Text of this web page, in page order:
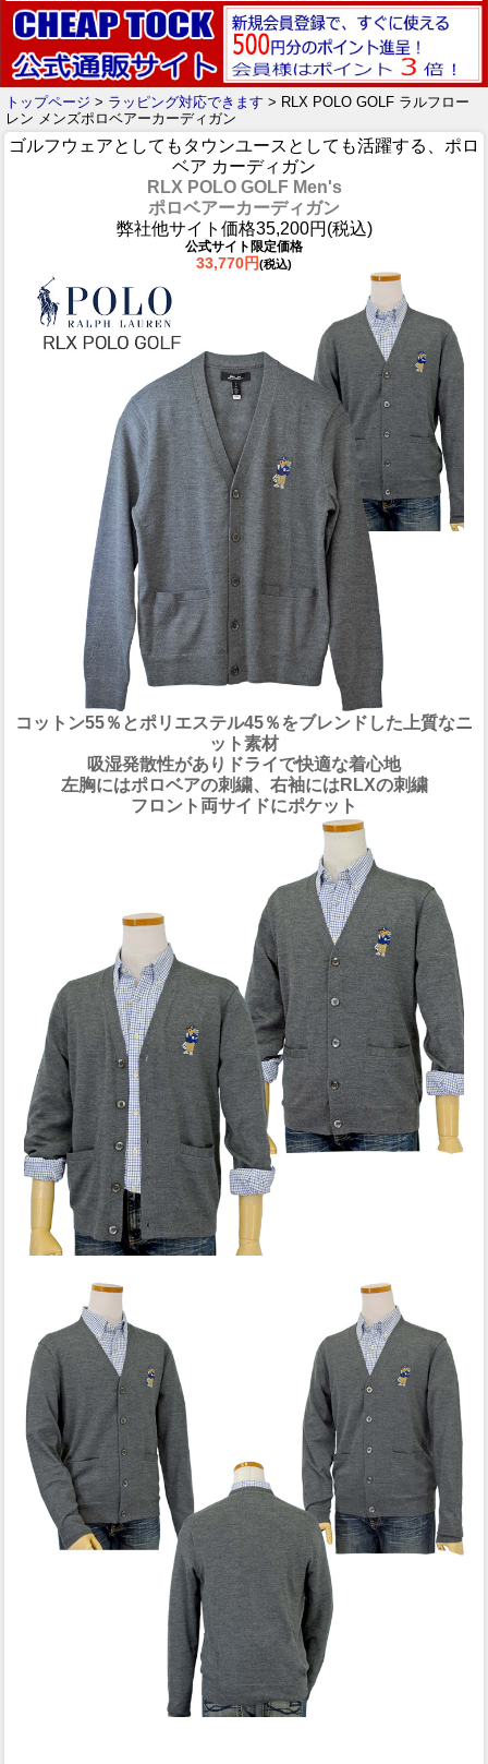
トップページ > ラッピング対応できます > RLX POLO GOLF ラルフロー
レン メンズポロベアーカーディガン
ゴルフウェアとしてもタウンユースとしても活躍する、ポロ
ベア カーディガン
RLX POLO GOLF Men's
ポロベアーカーディガン
弊社他サイト価格35,200円(税込)
公式サイト限定価格
33,770円(税込)
コットン55％とポリエステル45％をブレンドした上質なニ
ット素材
吸湿発散性がありドライで快適な着心地
左胸にはポロベアの刺繍、右袖にはRLXの刺繍
フロント両サイドにポケット